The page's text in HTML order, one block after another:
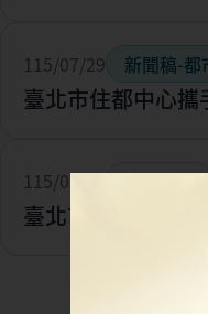
115/07/29 新聞稿-都
115/07/28 一般公告
臺北市住宅及都